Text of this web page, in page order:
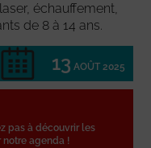
échauffement,
de 8 à 14 ans.
13 AOÛT 2025
pas à découvrir les
notre agenda !